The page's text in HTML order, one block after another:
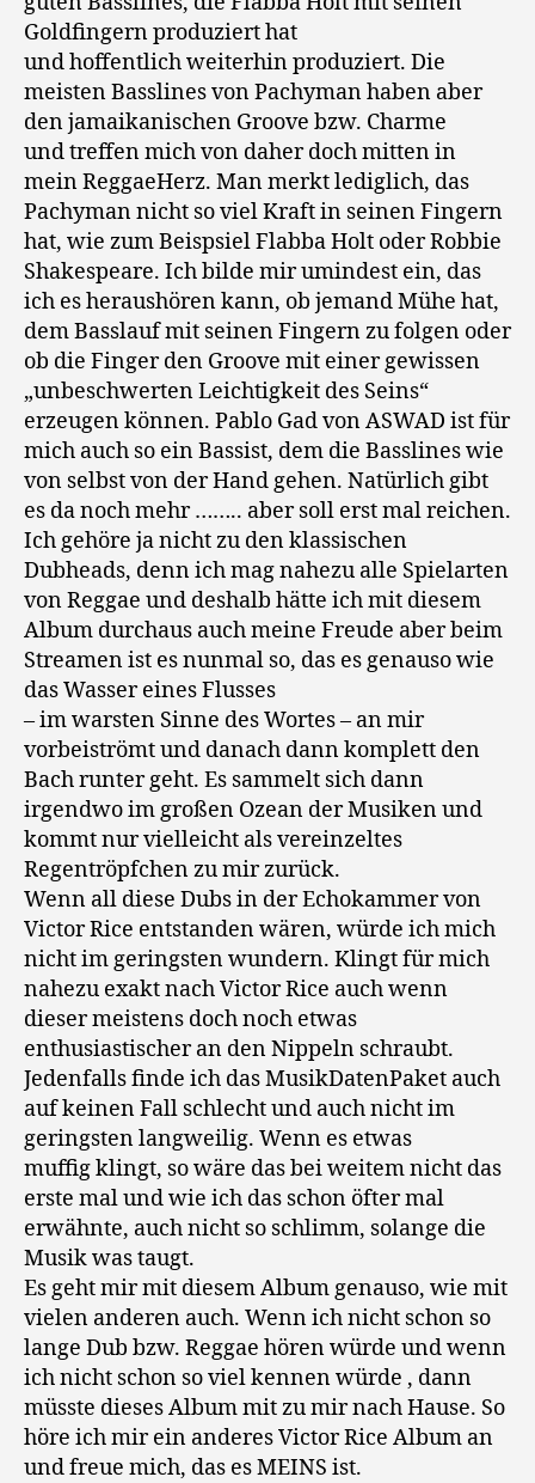
Goldfingern produziert hat
und hoffentlich weiterhin produziert. Die
meisten Basslines von Pachyman haben aber
den jamaikanischen Groove bzw. Charme
und treffen mich von daher doch mitten in
mein ReggaeHerz. Man merkt lediglich, das
Pachyman nicht so viel Kraft in seinen Fingern
hat, wie zum Beispsiel Flabba Holt oder Robbie
Shakespeare. Ich bilde mir umindest ein, das
ich es heraushören kann, ob jemand Mühe hat,
dem Basslauf mit seinen Fingern zu folgen oder
ob die Finger den Groove mit einer gewissen
„unbeschwerten Leichtigkeit des Seins“
erzeugen können. Pablo Gad von ASWAD ist für
mich auch so ein Bassist, dem die Basslines wie
von selbst von der Hand gehen. Natürlich gibt
es da noch mehr …….. aber soll erst mal reichen.
Ich gehöre ja nicht zu den klassischen
Dubheads, denn ich mag nahezu alle Spielarten
von Reggae und deshalb hätte ich mit diesem
Album durchaus auch meine Freude aber beim
Streamen ist es nunmal so, das es genauso wie
das Wasser eines Flusses
– im warsten Sinne des Wortes – an mir
vorbeiströmt und danach dann komplett den
Bach runter geht. Es sammelt sich dann
irgendwo im großen Ozean der Musiken und
kommt nur vielleicht als vereinzeltes
Regentröpfchen zu mir zurück.
Wenn all diese Dubs in der Echokammer von
Victor Rice entstanden wären, würde ich mich
nicht im geringsten wundern. Klingt für mich
nahezu exakt nach Victor Rice auch wenn
dieser meistens doch noch etwas
enthusiastischer an den Nippeln schraubt.
Jedenfalls finde ich das MusikDatenPaket auch
auf keinen Fall schlecht und auch nicht im
geringsten langweilig. Wenn es etwas
muffig klingt, so wäre das bei weitem nicht das
erste mal und wie ich das schon öfter mal
erwähnte, auch nicht so schlimm, solange die
Musik was taugt.
Es geht mir mit diesem Album genauso, wie mit
vielen anderen auch. Wenn ich nicht schon so
lange Dub bzw. Reggae hören würde und wenn
ich nicht schon so viel kennen würde , dann
müsste dieses Album mit zu mir nach Hause. So
höre ich mir ein anderes Victor Rice Album an
und freue mich, das es MEINS ist.